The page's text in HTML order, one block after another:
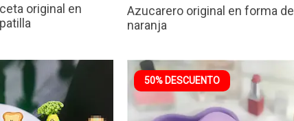
original en
Azucarero original en forma de
naranja
50% DESCUENTO